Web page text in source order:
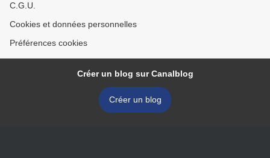
C.G.U.
Cookies et données personnelles
Préférences cookies
Créer un blog sur Canalblog
Créer un blog